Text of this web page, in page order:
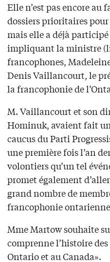
Elle n’est pas encore au
dossiers prioritaires
mais elle a déjà
impliquant la ministre
francophones,
Denis Vaillancourt, le
la francophonie de
M. Vaillancourt et son
Hominuk, avaient fait
caucus du Parti
une première fois l’an
volontiers qu’un tel
promet également
grand nombre de
francophonie
Mme Martow souhaite
comprenne l’histoire
Ontario et au Canada».